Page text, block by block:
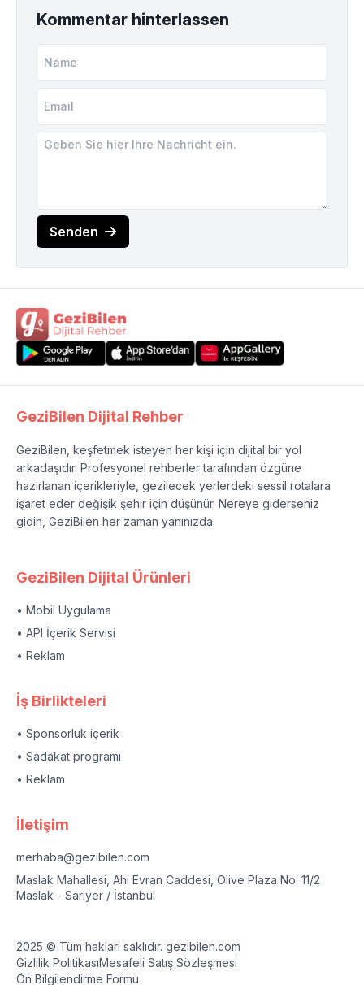
Kommentar hinterlassen
Senden
GeziBilen Dijital Rehber
GeziBilen, keşfetmek isteyen her kişi için dijital bir yol
arkadaşıdır. Profesyonel rehberler tarafından özgüne
hazırlanan içerikleriyle, gezilecek yerlerdeki sessil rotalara
işaret eder değişik şehir için düşünür. Nereye giderseniz
gidin, GeziBilen her zaman yanınızda.
GeziBilen Dijital Ürünleri
• Mobil Uygulama
• API İçerik Servisi
• Reklam
İş Birlikteleri
• Sponsorluk içerik
• Sadakat programı
• Reklam
İletişim
merhaba@gezibilen.com
Maslak Mahallesi, Ahi Evran Caddesi, Olive Plaza No: 11/2
Maslak - Sarıyer / İstanbul
2025 © Tüm hakları saklıdır. gezibilen.com
Gizlilik PolitikasıMesafeli Satış Sözleşmesi
Ön Bilgilendirme Formu